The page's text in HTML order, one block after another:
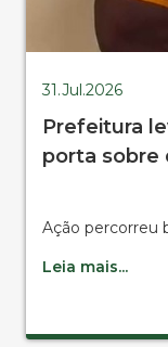
31.Jul.2026
Prefeitura
porta sobre
Ação percorreu
Leia mais...